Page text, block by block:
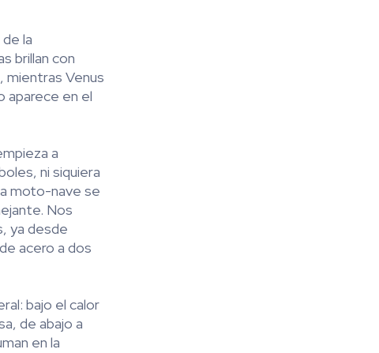
la
brillan con
mientras Venus
aparece en el
a
ni siquiera
moto-nave se
Nos
ya desde
acero a dos
bajo el calor
de abajo a
en la